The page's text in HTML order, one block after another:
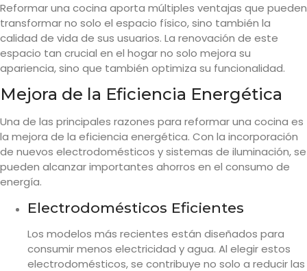
Reformar una cocina aporta múltiples ventajas que pueden
transformar no solo el espacio físico, sino también la
calidad de vida de sus usuarios. La renovación de este
espacio tan crucial en el hogar no solo mejora su
apariencia, sino que también optimiza su funcionalidad.
Mejora de la Eficiencia Energética
Una de las principales razones para reformar una cocina es
la mejora de la eficiencia energética. Con la incorporación
de nuevos electrodomésticos y sistemas de iluminación, se
pueden alcanzar importantes ahorros en el consumo de
energía.
Electrodomésticos Eficientes
Los modelos más recientes están diseñados para
consumir menos electricidad y agua. Al elegir estos
electrodomésticos, se contribuye no solo a reducir las